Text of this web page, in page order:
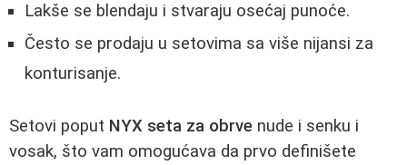
Lakše se blendaju i stvaraju osećaj punoće.
Često se prodaju u setovima sa više nijansi za
konturisanje.
Setovi poput NYX seta za obrve nude i senku i
vosak, što vam omogućava da prvo definišete